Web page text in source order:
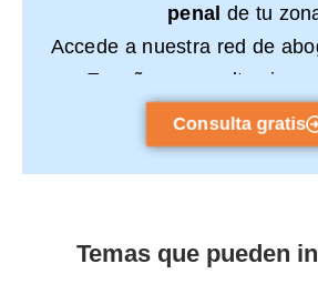
penal de tu
Accede a nuestra red de
España y consulta sin
Consulta gratis
Temas que pueden